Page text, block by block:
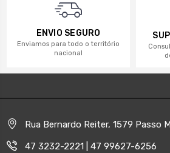
ENVIO SEGURO
Enviamos para todo o território
nacional
Rua Bernardo Reiter, 1579 Passo
47 3232-2221 | 47 99627-6256